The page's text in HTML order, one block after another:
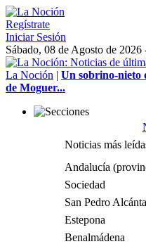
Regístrate
Iniciar Sesión
Sábado, 08 de Agosto de 2026
La Noción | Un sobrino-nieto
de Moguer...
Noticias más
Andalucía
Sociedad
San Pedro
Estepona
Benalmádena